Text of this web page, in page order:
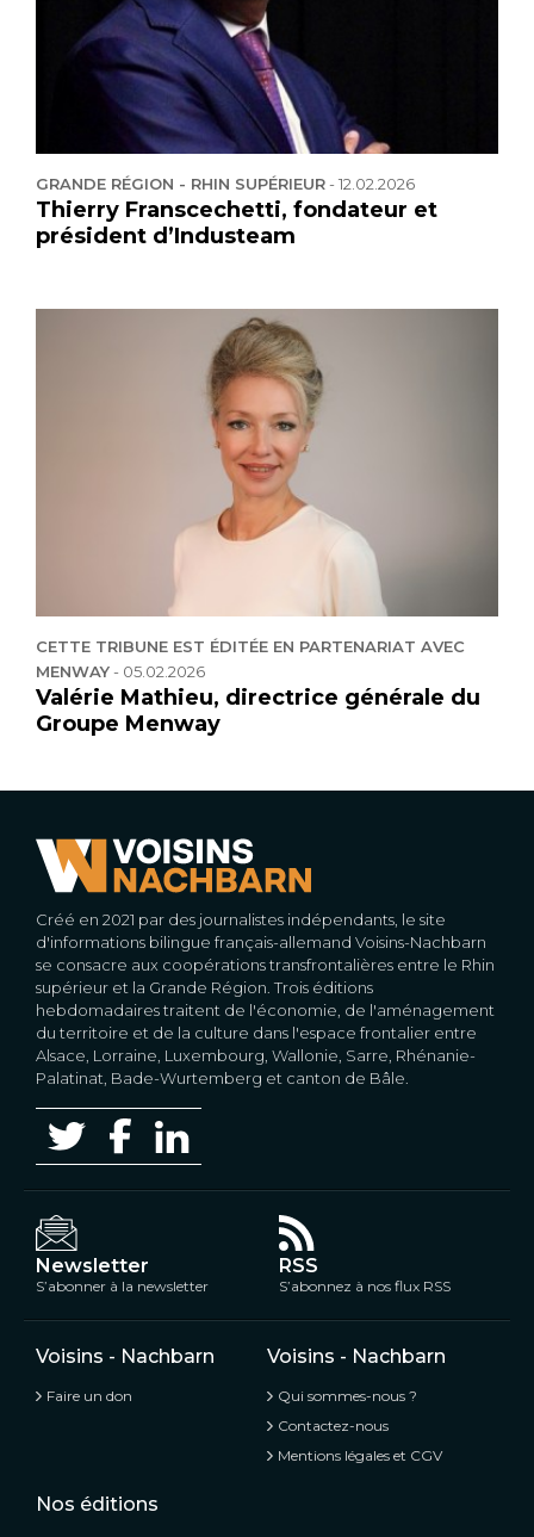
GRANDE RÉGION - RHIN SUPÉRIEUR-12.02.2026
Thierry Franscechetti, fondateur et
président d’Industeam
CETTE TRIBUNE EST ÉDITÉE EN PARTENARIAT AVEC
MENWAY- 05.02.2026
Valérie Mathieu, directrice générale du
Groupe Menway
Créé en 2021 par des journalistes indépendants, le site
d'informations bilingue français-allemand Voisins-Nachbarn
se consacre aux coopérations transfrontalières entre le Rhin
supérieur et la Grande Région. Trois éditions
hebdomadaires traitent de l'économie, de l'aménagement
du territoire et de la culture dans l'espace frontalier entre
Alsace, Lorraine, Luxembourg, Wallonie, Sarre, Rhénanie-
Palatinat, Bade-Wurtemberg et canton de Bâle.
Newsletter
S’abonner à la newsletter
RSS
S’abonnez à nos flux RSS
Voisins - Nachbarn
Faire un don
Voisins - Nachbarn
Qui sommes-nous ?
Contactez-nous
Mentions légales et CGV
Nos éditions